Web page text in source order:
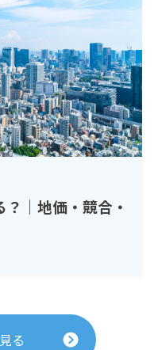
｜地価・競合・
る